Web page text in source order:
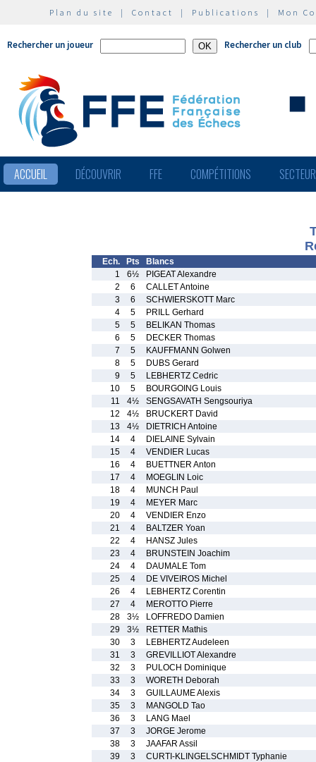
Plan du site | Contact | Publications | Mon
Rechercher un joueur Rechercher un club
ACCUEIL DÉCOUVRIR FFE COMPÉTITIONS
Ech. Pts
Blancs
1
6½
PIGEAT Alexandre
2
6
CALLET Antoine
3
6
SCHWIERSKOTT Marc
4
5
PRILL Gerhard
5
5
BELIKAN Thomas
6
5
DECKER Thomas
7
5
KAUFFMANN Golwen
8
5
DUBS Gerard
9
5
LEBHERTZ Cedric
10
5
BOURGOING Louis
11
4½
SENGSAVATH Sengsouriya
12
4½
BRUCKERT David
13
4½
DIETRICH Antoine
14
4
DIELAINE Sylvain
15
4
VENDIER Lucas
16
4
BUETTNER Anton
17
4
MOEGLIN Loic
18
4
MUNCH Paul
19
4
MEYER Marc
20
4
VENDIER Enzo
21
4
BALTZER Yoan
22
4
HANSZ Jules
23
4
BRUNSTEIN Joachim
24
4
DAUMALE Tom
25
4
DE VIVEIROS Michel
26
4
LEBHERTZ Corentin
27
4
MEROTTO Pierre
28
3½
LOFFREDO Damien
29
3½
RETTER Mathis
30
3
LEBHERTZ Audeleen
31
3
GREVILLIOT Alexandre
32
3
PULOCH Dominique
33
3
WORETH Deborah
34
3
GUILLAUME Alexis
35
3
MANGOLD Tao
36
3
LANG Mael
37
3
JORGE Jerome
38
3
JAAFAR Assil
39
3
CURTI-KLINGELSCHMIDT Typhanie